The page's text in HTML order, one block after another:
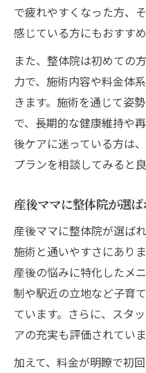
で疲れやすくなった方、
感じている方にもおすすめ
また、整体院は初めての
力で、施術内容や料金体
きます。施術を通じて姿
で、長期的な健康維持や
後ケアに迷っている方は
プランを相談してみると
産後ママに整体院が選
産後ママに整体院が選ば
施術と通いやすさにあり
産後の悩みに特化したメ
制や駅近の立地など子育
ています。さらに、スタ
アの充実も評価されていま
加えて、料金が明瞭で初